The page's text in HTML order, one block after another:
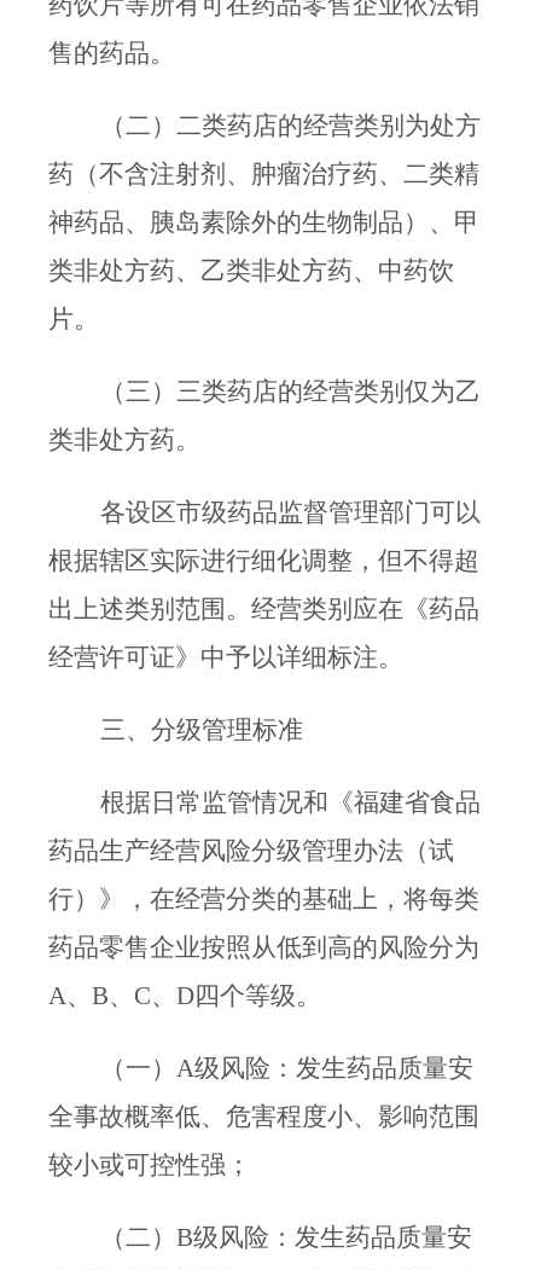
售的药品。
（二）二类药店的经营类别为处方
药（不含注射剂、肿瘤治疗药、二类精
神药品、胰岛素除外的生物制品）、甲
类非处方药、乙类非处方药、中药饮
片。
（三）三类药店的经营类别仅为乙
类非处方药。
各设区市级药品监督管理部门可以
根据辖区实际进行细化调整，但不得超
出上述类别范围。经营类别应在《药品
经营许可证》中予以详细标注。
三、分级管理标准
根据日常监管情况和《福建省食品
药品生产经营风险分级管理办法（试
行）》，在经营分类的基础上，将每类
药品零售企业按照从低到高的风险分为
A、 B、 C、 D四个等级。
（一） A级风险：发生药品质量安
全事故概率低、危害程度小、影响范围
较小或可控性强；
（二） B级风险：发生药品质量安